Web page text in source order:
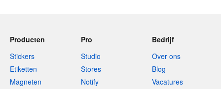
Producten
Stickers
Etiketten
Magneten
Pro
Studio
Stores
Notify
Bedrijf
Over ons
Blog
Vacatures